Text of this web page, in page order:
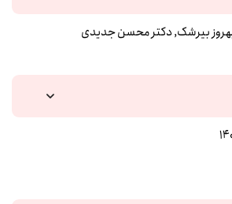
بیرشک, دکتر محسن جدیدی